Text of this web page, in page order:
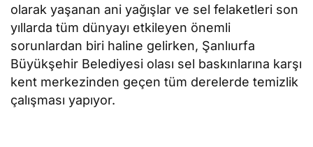
olarak yaşanan ani yağışlar ve sel felaketleri son
yıllarda tüm dünyayı etkileyen önemli
sorunlardan biri haline gelirken, Şanlıurfa
Büyükşehir Belediyesi olası sel baskınlarına karşı
kent merkezinden geçen tüm derelerde temizlik
çalışması yapıyor.